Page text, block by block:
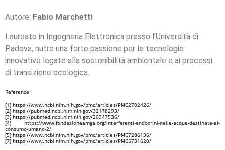
Autore: Fabio Marchetti
Laureato in Ingegneria Elettronica presso l’Università di
Padova, nutre una forte passione per le tecnologie
innovative legate alla sostenibilità ambientale e ai processi
di transizione ecologica.
Referenze:
[1] https://www.ncbi.nlm.nih.gov/pmc/articles/PMC2702426/
[2] https://pubmed.ncbi.nlm.nih.gov/32178293/
[3] https://pubmed.ncbi.nlm.nih.gov/20347536/
[4] https://www.fondazioneamga.org/interferenti-endocrini-nelle-acque-destinate-al-
consumo-umano-2/
[5] https://www.ncbi.nlm.nih.gov/pmc/articles/PMC7286136/
[7] https://www.ncbi.nlm.nih.gov/pmc/articles/PMC5731620/